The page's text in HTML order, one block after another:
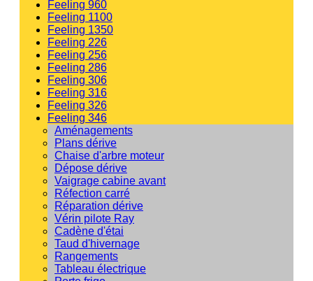
Feeling 960
Feeling 1100
Feeling 1350
Feeling 226
Feeling 256
Feeling 286
Feeling 306
Feeling 316
Feeling 326
Feeling 346
Aménagements
Plans dérive
Chaise d'arbre moteur
Dépose dérive
Vaigrage cabine avant
Réfection carré
Réparation dérive
Vérin pilote Ray
Cadène d'étai
Taud d'hivernage
Rangements
Tableau électrique